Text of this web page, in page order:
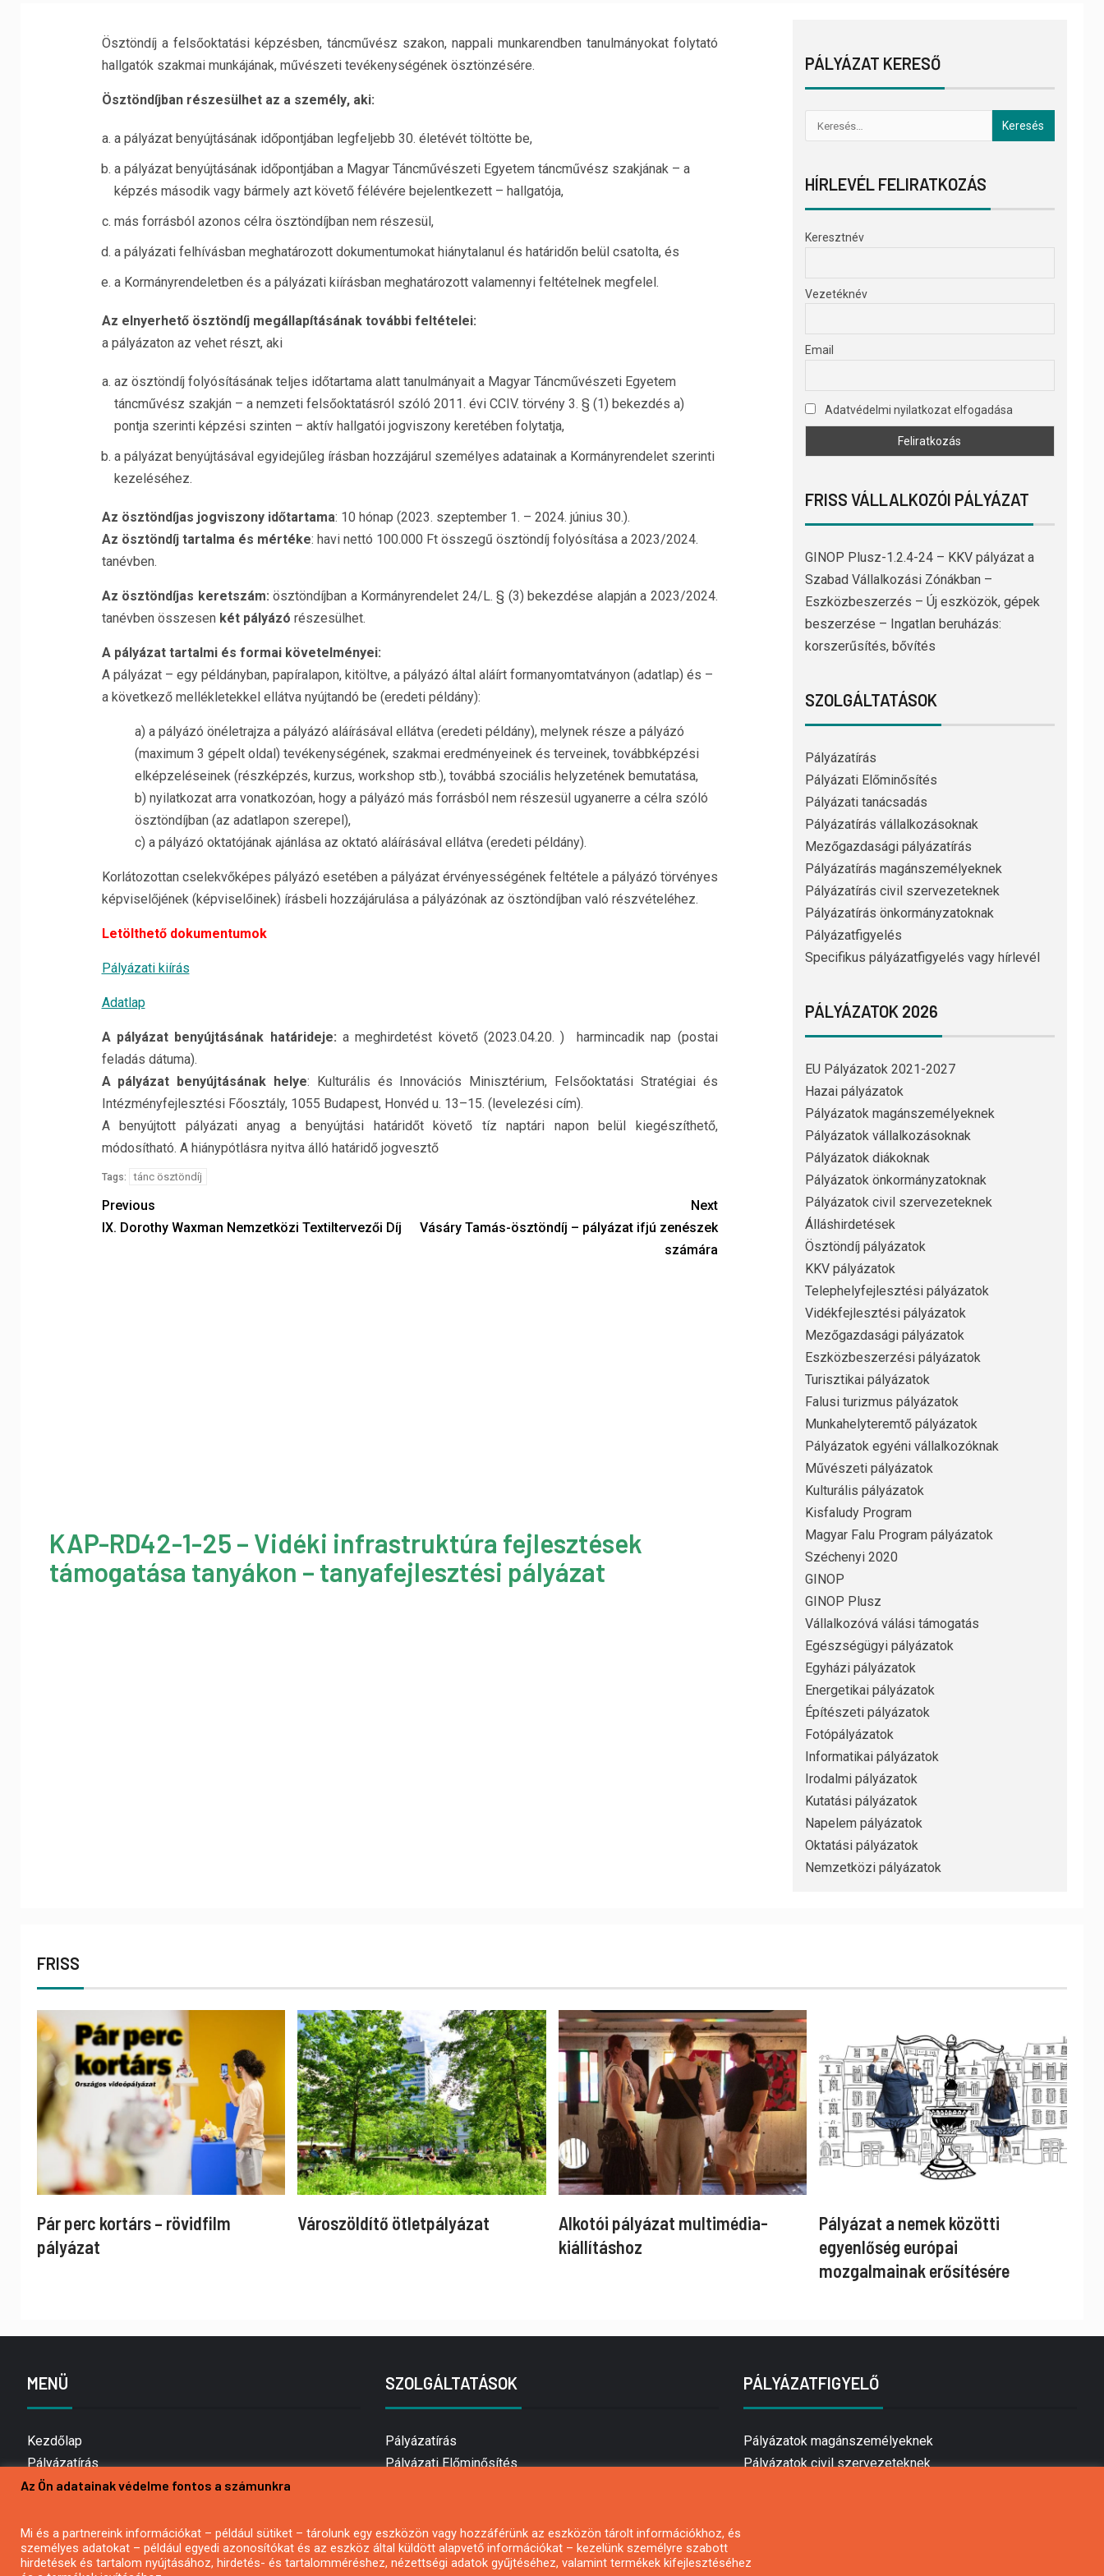
Ösztöndíj a felsőoktatási képzésben, táncművész szakon, nappali munkarendben tanulmányokat folytató
hallgatók szakmai munkájának, művészeti tevékenységének ösztönzésére.
Ösztöndíjban részesülhet az a személy, aki:
a pályázat benyújtásának időpontjában legfeljebb 30. életévét töltötte be,
a pályázat benyújtásának időpontjában a Magyar Táncművészeti Egyetem táncművész szakjának – a
képzés második vagy bármely azt követő félévére bejelentkezett – hallgatója,
más forrásból azonos célra ösztöndíjban nem részesül,
a pályázati felhívásban meghatározott dokumentumokat hiánytalanul és határidőn belül csatolta, és
a Kormányrendeletben és a pályázati kiírásban meghatározott valamennyi feltételnek megfelel.
Az elnyerhető ösztöndíj megállapításának további feltételei:
a pályázaton az vehet részt, aki
az ösztöndíj folyósításának teljes időtartama alatt tanulmányait a Magyar Táncművészeti Egyetem
táncművész szakján – a nemzeti felsőoktatásról szóló 2011. évi CCIV. törvény 3. § (1) bekezdés a)
pontja szerinti képzési szinten – aktív hallgatói jogviszony keretében folytatja,
a pályázat benyújtásával egyidejűleg írásban hozzájárul személyes adatainak a Kormányrendelet szerinti
kezeléséhez.
Az ösztöndíjas jogviszony időtartama: 10 hónap (2023. szeptember 1. – 2024. június 30.).
Az ösztöndíj tartalma és mértéke: havi nettó 100.000 Ft összegű ösztöndíj folyósítása a 2023/2024.
tanévben.
Az ösztöndíjas keretszám: ösztöndíjban a Kormányrendelet 24/L. § (3) bekezdése alapján a 2023/2024.
tanévben összesen két pályázó részesülhet.
A pályázat tartalmi és formai követelményei:
A pályázat – egy példányban, papíralapon, kitöltve, a pályázó által aláírt formanyomtatványon (adatlap) és –
a következő mellékletekkel ellátva nyújtandó be (eredeti példány):
a) a pályázó önéletrajza a pályázó aláírásával ellátva (eredeti példány), melynek része a pályázó
(maximum 3 gépelt oldal) tevékenységének, szakmai eredményeinek és terveinek, továbbképzési
elképzeléseinek (részképzés, kurzus, workshop stb.), továbbá szociális helyzetének bemutatása,
b) nyilatkozat arra vonatkozóan, hogy a pályázó más forrásból nem részesül ugyanerre a célra szóló
ösztöndíjban (az adatlapon szerepel),
c) a pályázó oktatójának ajánlása az oktató aláírásával ellátva (eredeti példány).
Korlátozottan cselekvőképes pályázó esetében a pályázat érvényességének feltétele a pályázó törvényes
képviselőjének (képviselőinek) írásbeli hozzájárulása a pályázónak az ösztöndíjban való részvételéhez.
Letölthető dokumentumok
Pályázati kiírás
Adatlap
A pályázat benyújtásának határideje: a meghirdetést követő (2023.04.20. ) harmincadik nap (postai
feladás dátuma).
A pályázat benyújtásának helye: Kulturális és Innovációs Minisztérium, Felsőoktatási Stratégiai és
Intézményfejlesztési Főosztály, 1055 Budapest, Honvéd u. 13–15. (levelezési cím).
A
benyújtott pályázati anyag a benyújtási határidőt követő tíz naptári napon
belül kiegészíthető,
módosítható. A hiánypótlásra nyitva álló határidő jogvesztő
Tags: tánc ösztöndíj
Previous
IX. Dorothy Waxman Nemzetközi Textiltervezői Díj
Next
Vásáry Tamás-ösztöndíj – pályázat ifjú zenészek
számára
KAP-RD42-1-25 – Vidéki infrastruktúra fejlesztések
támogatása tanyákon – tanyafejlesztési pályázat
PÁLYÁZAT KERESŐ
HÍRLEVÉL FELIRATKOZÁS
Keresztnév
Vezetéknév
Email
Adatvédelmi nyilatkozat elfogadása
FRISS VÁLLALKOZÓI PÁLYÁZAT
GINOP Plusz-1.2.4-24 – KKV pályázat a
Szabad Vállalkozási Zónákban –
Eszközbeszerzés – Új eszközök, gépek
beszerzése – Ingatlan beruházás:
korszerűsítés, bővítés
SZOLGÁLTATÁSOK
Pályázatírás
Pályázati Előminősítés
Pályázati tanácsadás
Pályázatírás vállalkozásoknak
Mezőgazdasági pályázatírás
Pályázatírás magánszemélyeknek
Pályázatírás civil szervezeteknek
Pályázatírás önkormányzatoknak
Pályázatfigyelés
Specifikus pályázatfigyelés vagy hírlevél
PÁLYÁZATOK 2026
EU Pályázatok 2021-2027
Hazai pályázatok
Pályázatok magánszemélyeknek
Pályázatok vállalkozásoknak
Pályázatok diákoknak
Pályázatok önkormányzatoknak
Pályázatok civil szervezeteknek
Álláshirdetések
Ösztöndíj pályázatok
KKV pályázatok
Telephelyfejlesztési pályázatok
Vidékfejlesztési pályázatok
Mezőgazdasági pályázatok
Eszközbeszerzési pályázatok
Turisztikai pályázatok
Falusi turizmus pályázatok
Munkahelyteremtő pályázatok
Pályázatok egyéni vállalkozóknak
Művészeti pályázatok
Kulturális pályázatok
Kisfaludy Program
Magyar Falu Program pályázatok
Széchenyi 2020
GINOP
GINOP Plusz
Vállalkozóvá válási támogatás
Egészségügyi pályázatok
Egyházi pályázatok
Energetikai pályázatok
Építészeti pályázatok
Fotópályázatok
Informatikai pályázatok
Irodalmi pályázatok
Kutatási pályázatok
Napelem pályázatok
Oktatási pályázatok
Nemzetközi pályázatok
FRISS
Pár perc kortárs – rövidfilm
pályázat
Városzöldítő ötletpályázat
Alkotói pályázat multimédia-
kiállításhoz
Pályázat a nemek közötti
egyenlőség európai
mozgalmainak erősítésére
MENÜ
Kezdőlap
Pályázatírás
Bemutatkozás
Hírlevél feliratkozás
Impresszum
SZOLGÁLTATÁSOK
Pályázatírás
Pályázati Előminősítés
Mezőgazdasági pályázatírás
Pályázatírás magánszemélyeknek
PÁLYÁZATFIGYELŐ
Pályázatok magánszemélyeknek
Pályázatok civil szervezeteknek
Az Ön adatainak védelme fontos a számunkra
Mi és a partnereink információkat – például sütiket – tárolunk egy eszközön vagy hozzáférünk az eszközön tárolt információkhoz, és
személyes adatokat – például egyedi azonosítókat és az eszköz által küldött alapvető információkat – kezelünk személyre szabott
hirdetések és tartalom nyújtásához, hirdetés- és tartalomméréshez, nézettségi adatok gyűjtéséhez, valamint termékek kifejlesztéséhez